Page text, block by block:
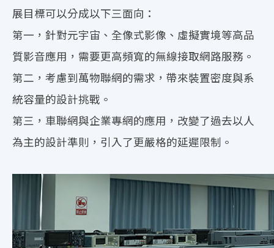
展目標可以分成以下三面向：
第一，針對元宇宙、全像式影像、虛擬實境等高品
質影音應用，需要更高頻寬的無線接取網路服務。
第二，考慮到萬物聯網的需求，帶來裝置密度與系
統容量的設計挑戰。
第三，車聯網與企業專網的應用，改變了過去以人
為主的設計準則，引入了更嚴格的延遲限制。